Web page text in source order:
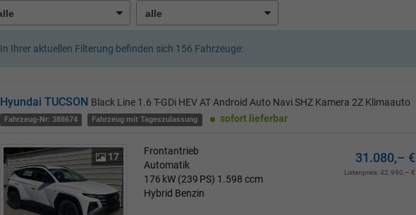
In Ihrer aktuellen Filterung befinden sich 156 Fahrzeuge:
Hyundai TUCSON Black Line 1.6 T-GDi HEV AT Android Auto Navi SHZ Kamera 2Z Klimaauto
Fahrzeug-Nr: 388674 Fahrzeug mit Tageszulassung sofort lieferbar
17
Frontantrieb
Automatik
176 kW (239 PS) 1.598 ccm
Hybrid Benzin
31.080,– €
Listenpreis:42.990,– €